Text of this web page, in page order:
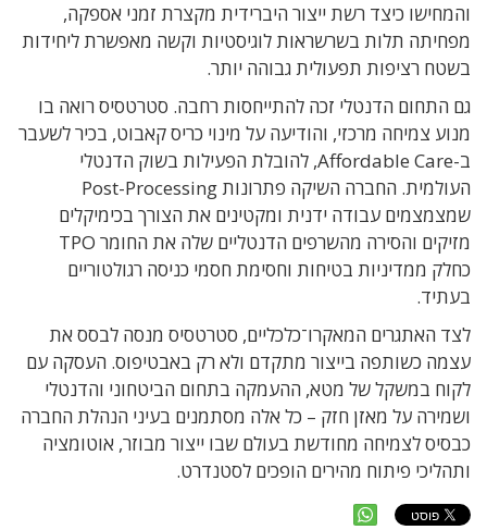
והמחישו כיצד רשת ייצור היברידית מקצרת זמני אספקה,
מפחיתה תלות בשרשראות לוגיסטיות וקשה מאפשרת ליחידות
בשטח רציפות תפעולית גבוהה יותר.
גם התחום הדנטלי זכה להתייחסות רחבה. סטרטסיס רואה בו
מנוע צמיחה מרכזי, והודיעה על מינוי כריס קאבוט, בכיר לשעבר
ב-Affordable Care, להובלת הפעילות בשוק הדנטלי
העולמית. החברה השיקה פתרונות Post-Processing
שמצמצמים עבודה ידנית ומקטינים את הצורך בכימיקלים
מזיקים והסירה מהשרפים הדנטליים שלה את החומר TPO
כחלק ממדיניות בטיחות וחסימת חסמי כניסה רגולטוריים
בעתיד.
לצד האתגרים המאקרו־כלכליים, סטרטסיס מנסה לבסס את
עצמה כשותפה בייצור מתקדם ולא רק באבטיפוס. העסקה עם
לקוח במשקל של מטא, ההעמקה בתחום הביטחוני והדנטלי
ושמירה על מאזן חזק – כל אלה מסתמנים בעיני הנהלת החברה
כבסיס לצמיחה מחודשת בעולם שבו ייצור מבוזר, אוטומציה
ותהליכי פיתוח מהירים הופכים לסטנדרט.